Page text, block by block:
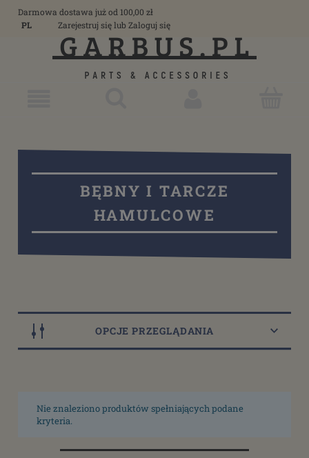
Darmowa dostawa już od 100,00 zł
PL
Zarejestruj sięlub Zaloguj się
BĘBNY I TARCZE
HAMULCOWE
OPCJE PRZEGLĄDANIA
Nie znaleziono produktów spełniających podane
kryteria.